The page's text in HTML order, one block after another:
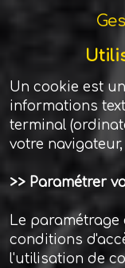
Un cookie est
informations
terminal
votre
>> Paramétrer
Le
conditions
l'utilisation de